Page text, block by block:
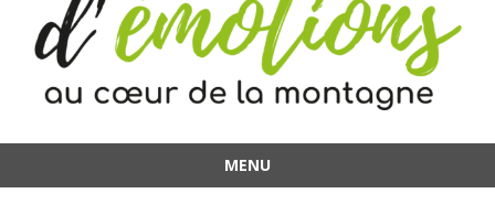
MENU